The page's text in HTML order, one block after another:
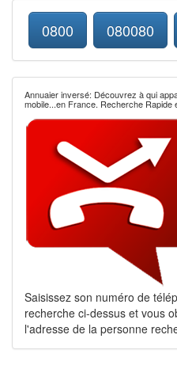
0800 080080
Annuaier inversé: Découvrez à qui
mobile...en France. Recherche Rapide
Saisissez son numéro de
recherche ci-dessus et vous
l'adresse de la personne